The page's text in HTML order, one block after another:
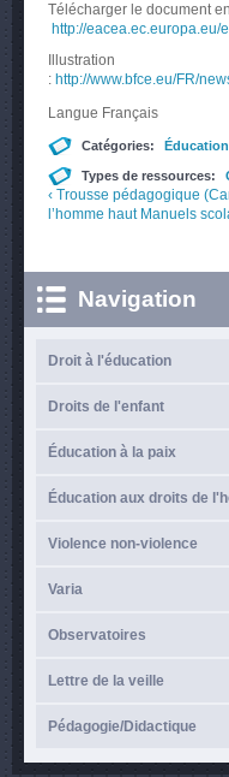
Télécharger le document
http://
Illustration
: http://www.bfce.eu/FR/
Langue Français
Catégories:
Types de ressources:
‹ Trousse pédagogique
l’homme haut Manuels
Navigation
Droit à l'éducation
Droits de l'enfant
Éducation à la paix
Éducation aux droits de
Violence non-violence
Varia
Observatoires
Lettre de la veille
Pédagogie/Didactique